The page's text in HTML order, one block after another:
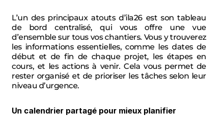
L’un des principaux atouts d’ila26 est son tableau
de bord centralisé, qui vous offre une vue
d’ensemble sur tous vos chantiers. Vous y trouverez
les informations essentielles, comme les dates de
début et de fin de chaque projet, les étapes en
cours, et les actions à venir. Cela vous permet de
rester organisé et de prioriser les tâches selon leur
niveau d’urgence.
Un calendrier partagé pour mieux planifier